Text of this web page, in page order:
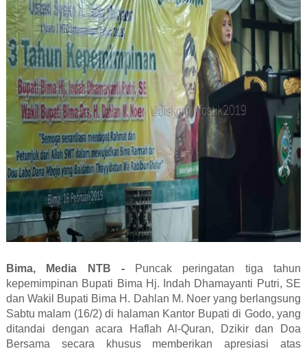
Bima, Media NTB -Puncak peringatan tiga tahun
kepemimpinan Bupati Bima Hj. Indah Dhamayanti Putri, SE
dan Wakil Bupati Bima H. Dahlan M. Noer yang berlangsung
Sabtu malam (16/2) di halaman Kantor Bupati di Godo, yang
ditandai dengan acara Haflah Al-Quran, Dzikir dan Doa
Bersama secara khusus memberikan apresiasi atas